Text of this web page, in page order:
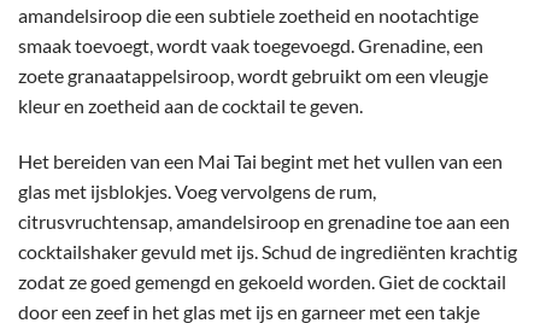
amandelsiroop die een subtiele zoetheid en nootachtige
smaak toevoegt, wordt vaak toegevoegd. Grenadine, een
zoete granaatappelsiroop, wordt gebruikt om een vleugje
kleur en zoetheid aan de cocktail te geven.
Het bereiden van een Mai Tai begint met het vullen van een
glas met ijsblokjes. Voeg vervolgens de rum,
citrusvruchtensap, amandelsiroop en grenadine toe aan een
cocktailshaker gevuld met ijs. Schud de ingrediënten krachtig
zodat ze goed gemengd en gekoeld worden. Giet de cocktail
door een zeef in het glas met ijs en garneer met een takje